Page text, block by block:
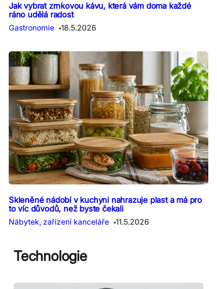
Jak vybrat zrnkovou kávu, která vám doma každé
ráno udělá radost
Gastronomie 18.5.2026
Skleněné nádobí v kuchyni nahrazuje plast a má pro
to víc důvodů, než byste čekali
Nábytek, zařízení kanceláře 11.5.2026
Technologie